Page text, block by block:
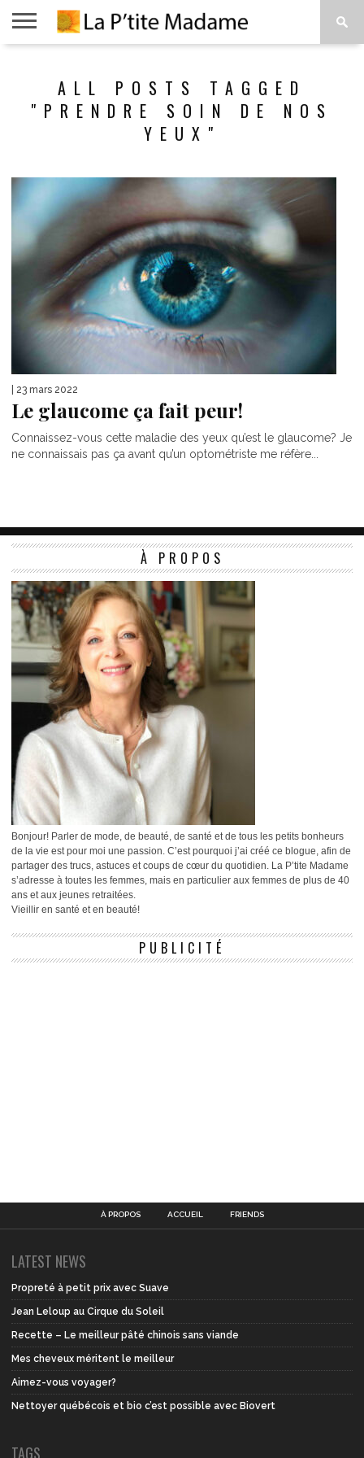
VIVRE
PROPOSALL POSTS TAGGED
"PRENDRE SOIN DE NOS
YEUX"
| 23 mars 2022
Le glaucome ça fait peur!
Connaissez-vous cette maladie des yeux qu’est le glaucome? Je
ne connaissais pas ça avant qu’un optométriste me réfère...
À PROPOS
Bonjour! Parler de mode, de beauté, de santé et de tous les petits bonheurs
de la vie est pour moi une passion. C’est pourquoi j’ai créé ce blogue, afin de
partager des trucs, astuces et coups de cœur du quotidien. La P’tite Madame
s’adresse à toutes les femmes, mais en particulier aux femmes de plus de 40
ans et aux jeunes retraitées.
Vieillir en santé et en beauté!
PUBLICITÉ
À PROPOS ACCUEIL FRIENDS
LATEST NEWS
Propreté à petit prix avec Suave
Jean Leloup au Cirque du Soleil
Recette – Le meilleur pâté chinois sans viande
Mes cheveux méritent le meilleur
Aimez-vous voyager?
Nettoyer québécois et bio c’est possible avec Biovert
TAGS